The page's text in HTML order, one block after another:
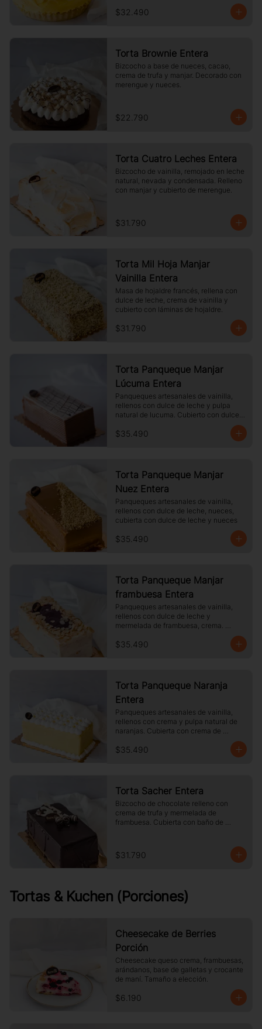
$32.490
Torta Brownie Entera
Bizcocho a base de nueces, cacao,
crema de trufa y manjar. Decorado con
merengue y nueces.
$22.790
Torta Cuatro Leches Entera
Bizcocho de vainilla, remojado en leche
natural, nevada y condensada. Relleno
con manjar y cubierto de merengue.
$31.790
Torta Mil Hoja Manjar
Vainilla Entera
Masa de hojaldre francés, rellena con
dulce de leche, crema de vainilla y
cubierto con láminas de hojaldre.
$31.790
Torta Panqueque Manjar
Lúcuma Entera
Panqueques artesanales de vainilla,
rellenos con dulce de leche y pulpa
natural de lucuma. Cubierto con dulce
$35.490
Torta Panqueque Manjar
Nuez Entera
Panqueques artesanales de vainilla,
rellenos con dulce de leche, nueces,
cubierta con dulce de leche y nueces
$35.490
Torta Panqueque Manjar
frambuesa Entera
Panqueques artesanales de vainilla,
rellenos con dulce de leche y
mermelada de frambuesa, crema.
almendras laminadas tostadas.
$35.490
Torta Panqueque Naranja
Entera
Panqueques artesanales de vainilla,
rellenos con crema y pulpa natural de
naranjas. Cubierta con crema de
$35.490
Torta Sacher Entera
Bizcocho de chocolate relleno con
crema de trufa y mermelada de
frambuesa. Cubierta con baño de
$31.790
Tortas & Kuchen (Porciones)
Cheesecake de Berries
Porción
Cheesecake queso crema, frambuesas,
arándanos, base de galletas y crocante
de maní. Tamaño a elección.
$6.190